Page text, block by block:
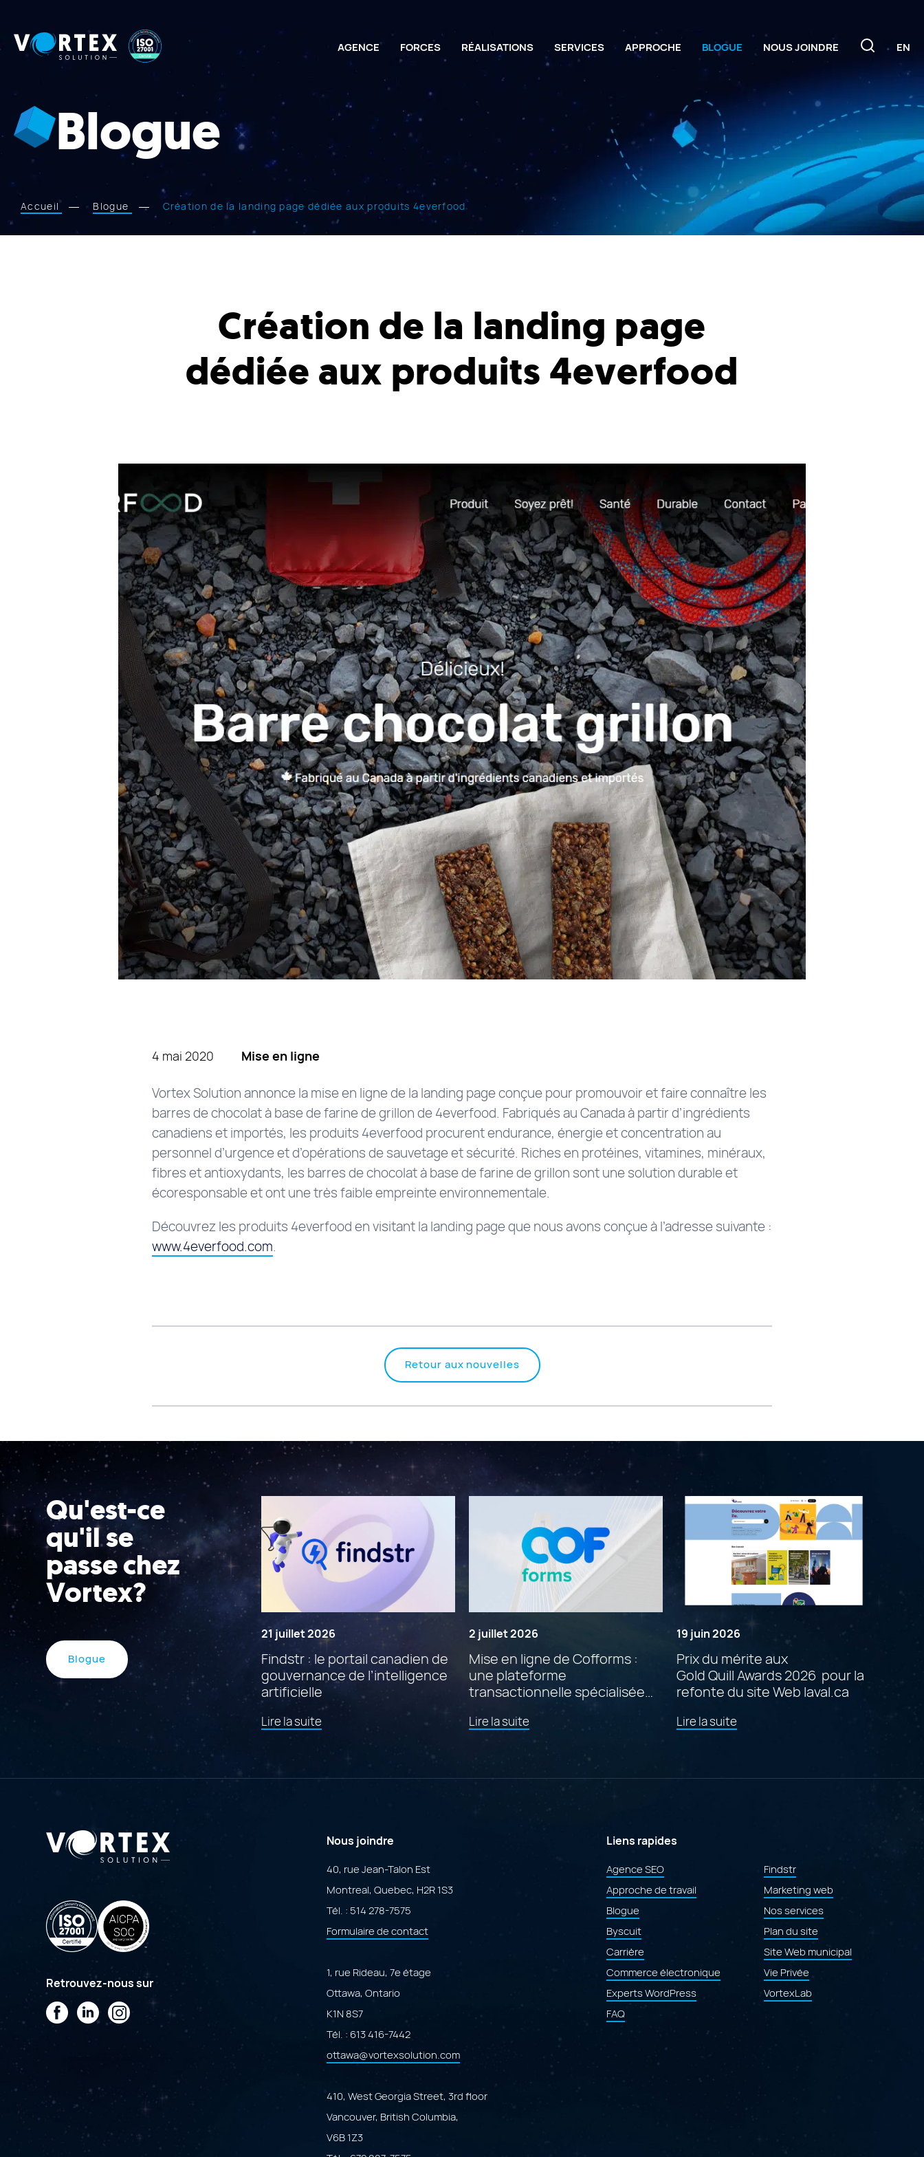
Vortex
Solution AGENCE FORCES RÉALISATIONS SERVICES APPROCHE BLOGUE NOUS JOINDRE EN
Blogue
Accueil Blogue Création de la landing page dédiée aux produits 4everfood
Création de la landing page
dédiée aux produits 4everfood
4 mai 2020 Mise en ligne
Vortex Solution annonce la mise en ligne de la landing page conçue pour promouvoir et faire connaître les
barres de chocolat à base de farine de grillon de 4everfood. Fabriqués au Canada à partir d’ingrédients
canadiens et importés, les produits 4everfood procurent endurance, énergie et concentration au
personnel d’urgence et d’opérations de sauvetage et sécurité. Riches en protéines, vitamines, minéraux,
fibres et antioxydants, les barres de chocolat à base de farine de grillon sont une solution durable et
écoresponsable et ont une très faible empreinte environnementale.
Découvrez les produits 4everfood en visitant la landing page que nous avons conçue à l’adresse suivante :
www.4everfood.com.
Retour aux nouvelles
Qu'est-ce
qu'il se
passe chez
Vortex?
Blogue
21 juillet 2026
Findstr : le portail canadien de
gouvernance de l’intelligence
artificielle
Lire la suitede
l'article
de
l’intelligence
artificielle"
2 juillet 2026
Mise en ligne de Cofforms :
une plateforme
transactionnelle spécialisée
propulsée par Adobe
ColdFusion
Lire la suitede
l'article
"Mise
en
19 juin 2026
Prix du mérite aux
Gold Quill Awards 2026 pour la
refonte du site Web laval.ca
Lire la suitede
l'article
laval.ca"
Retrouvez-nous sur
FacebookLinkedIn
Instagram
Nous joindre
40, rue Jean-Talon Est
Montreal, Quebec, H2R 1S3
Tél. : 514 278-7575
Formulaire de contact
1, rue Rideau, 7e étage
Ottawa, Ontario
K1N 8S7
Tél. : 613 416-7442
ottawa@vortexsolution.com
410, West Georgia Street, 3rd floor
Vancouver, British Columbia,
V6B 1Z3
Liens rapides
Agence SEO
Approche de travail
Blogue
Byscuit
Carrière
Commerce électronique
Experts WordPress
FAQ
Findstr
Marketing web
Nos services
Plan du site
Site Web municipal
Vie Privée
VortexLab